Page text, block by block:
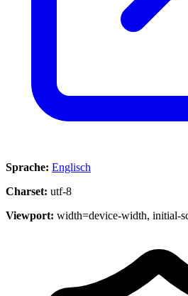
Sprache: Englisch
Charset: utf-8
Viewport: width=device-width, initial-